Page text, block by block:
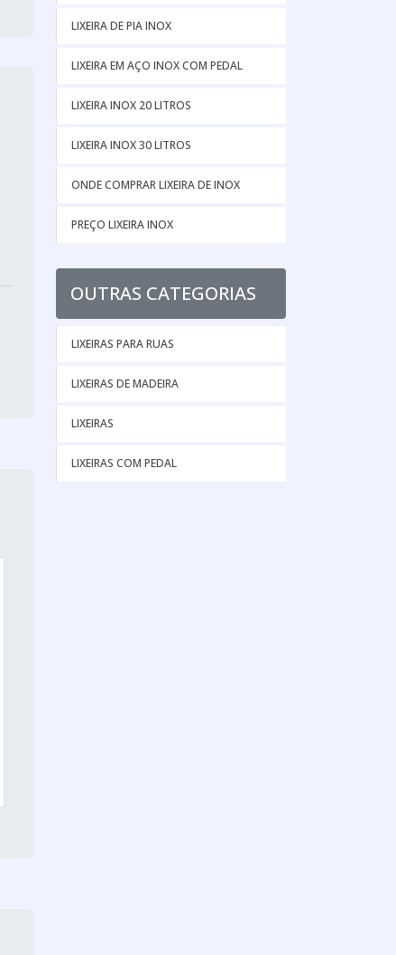
LIXEIRA DE PIA INOX
LIXEIRA EM AÇO INOX COM PEDAL
LIXEIRA INOX 20 LITROS
LIXEIRA INOX 30 LITROS
ONDE COMPRAR LIXEIRA DE INOX
PREÇO LIXEIRA INOX
OUTRAS CATEGORIAS
LIXEIRAS PARA RUAS
LIXEIRAS DE MADEIRA
LIXEIRAS
LIXEIRAS COM PEDAL